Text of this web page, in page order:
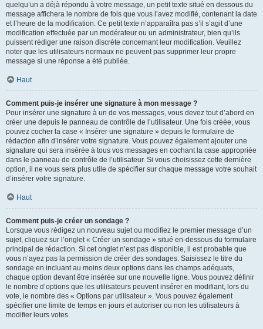
quelqu’un a déjà répondu à votre message, un petit texte situé en dessous du
message affichera le nombre de fois que vous l’avez modifié, contenant la date
et l’heure de la modification. Ce petit texte n’apparaîtra pas s’il s’agit d’une
modification effectuée par un modérateur ou un administrateur, bien qu’ils
puissent rédiger une raison discrète concernant leur modification. Veuillez
noter que les utilisateurs normaux ne peuvent pas supprimer leur propre
message si une réponse a été publiée.
Haut
Comment puis-je insérer une signature à mon message ?
Pour insérer une signature à un de vos messages, vous devez tout d’abord en
créer une depuis le panneau de contrôle de l’utilisateur. Une fois créée, vous
pouvez cocher la case « Insérer une signature » depuis le formulaire de
rédaction afin d’insérer votre signature. Vous pouvez également ajouter une
signature qui sera insérée à tous vos messages en cochant la case appropriée
dans le panneau de contrôle de l’utilisateur. Si vous choisissez cette dernière
option, il ne vous sera plus utile de spécifier sur chaque message votre souhait
d’insérer votre signature.
Haut
Comment puis-je créer un sondage ?
Lorsque vous rédigez un nouveau sujet ou modifiez le premier message d’un
sujet, cliquez sur l’onglet « Créer un sondage » situé en-dessous du formulaire
principal de rédaction. Si cet onglet n’est pas disponible, il est probable que
vous n’ayez pas la permission de créer des sondages. Saisissez le titre du
sondage en incluant au moins deux options dans les champs adéquats,
chaque option devant être insérée sur une nouvelle ligne. Vous pouvez définir
le nombre d’options que les utilisateurs peuvent insérer en modifiant, lors du
vote, le nombre des « Options par utilisateur ». Vous pouvez également
spécifier une limite de temps en jours et autoriser ou non les utilisateurs à
modifier leurs votes.